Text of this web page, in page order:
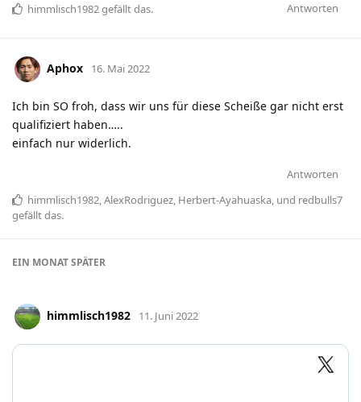
Antworten
himmlisch1982gefällt das.
Aphox 16. Mai 2022
Ich bin SO froh, dass wir uns für diese Scheiße gar nicht erst
qualifiziert haben…..
einfach nur widerlich.
Antworten
himmlisch1982,AlexRodriguez, Herbert-Ayahuaska, und redbulls7
gefällt das.
EIN MONATSPÄTER
himmlisch1982 11. Juni 2022